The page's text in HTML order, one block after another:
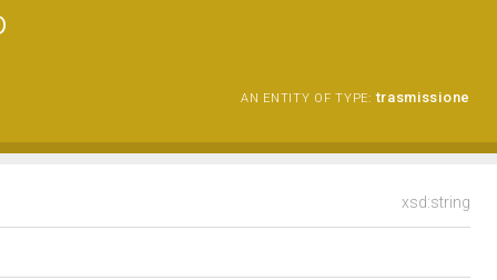
AN ENTITY OF TYPE: trasmissione
xsd:string